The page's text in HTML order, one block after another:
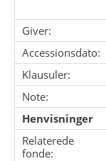
Giver:
Accessionsdato:
Klausuler:
Note:
Henvisninger
Relaterede
fonde: